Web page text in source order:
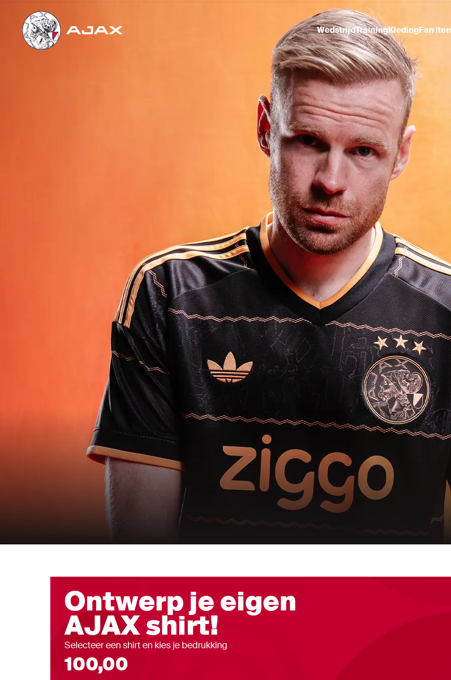
WedstrijdTrainingKledingFan
Ontwerp je eigen
AJAX shirt!
Selecteer een shirt en kies je bedrukking
100,00